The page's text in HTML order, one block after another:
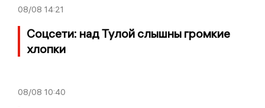
08/08 14:21
Соцсети: над Тулой слышны громкие
хлопки
08/08 10:40